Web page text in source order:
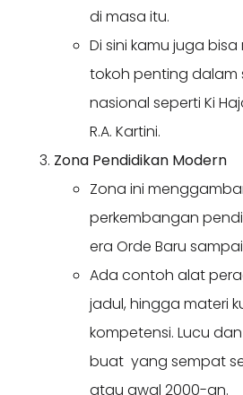
di masa itu.
Di sini kamu juga
tokoh penting dalam
nasional seperti Ki
R.A. Kartini.
Zona Pendidikan Modern
Zona ini
perkembangan
era Orde Baru
Ada contoh alat
jadul, hingga materi
kompetensi. Lucu
buat yang sempat
atau awal 2000-an.